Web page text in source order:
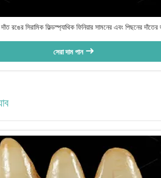
রঙের সিরামিক ফিল্ডস্প্যাথিক ফিনিয়ার সামনের এবং পিছনের
সেরা দাম পান